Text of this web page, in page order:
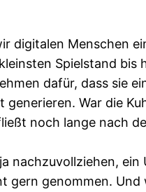
digitalen Menschen
Spielstand
dafür, dass sie
generieren. War die
noch lange nach
nachzuvollziehen,
gern genommen.